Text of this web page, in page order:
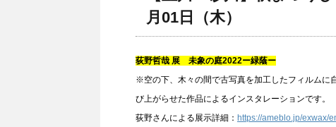
月01日（木）
荻野哲哉 展 未象の庭2022ー緑蔭ー
※空の下、木々の間で古写真を加工したフィルム
び上がらせた作品によるインスタレーションです。
荻野さんによる展示詳細： https://ameblo.jp/exwax/